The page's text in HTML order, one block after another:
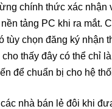
chính thức xác nhận
tảng PC khi ra mắt.
tùy chọn đăng ký nhận
cho thấy đây có thể chỉ
để chuẩn bị cho hệ
nhà bán lẻ đôi khi